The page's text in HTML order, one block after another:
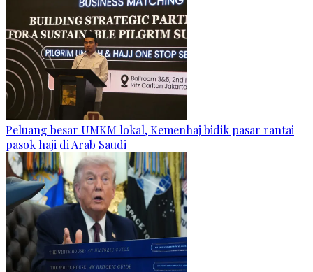
Peluang besar UMKM lokal, Kemenhaj bidik pasar rantai
pasok haji di Arab Saudi